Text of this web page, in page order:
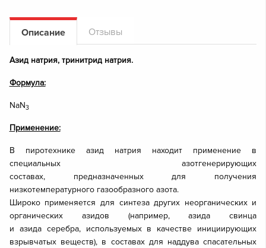
Описание Отзывы
Азид натрия, тринитрид натрия.
Формула:
NaN3
Применение:
В пиротехнике азид натрия находит применение в
специальных азотгенерирующих
составах, предназначенных для получения
низкотемпературного газообразного азота.
Широко применяется для синтеза других неорганических и
органических азидов (например, азида свинца
и азида серебра, используемых в качестве инициирующих
взрывчатых веществ), в составах для наддува спасательных